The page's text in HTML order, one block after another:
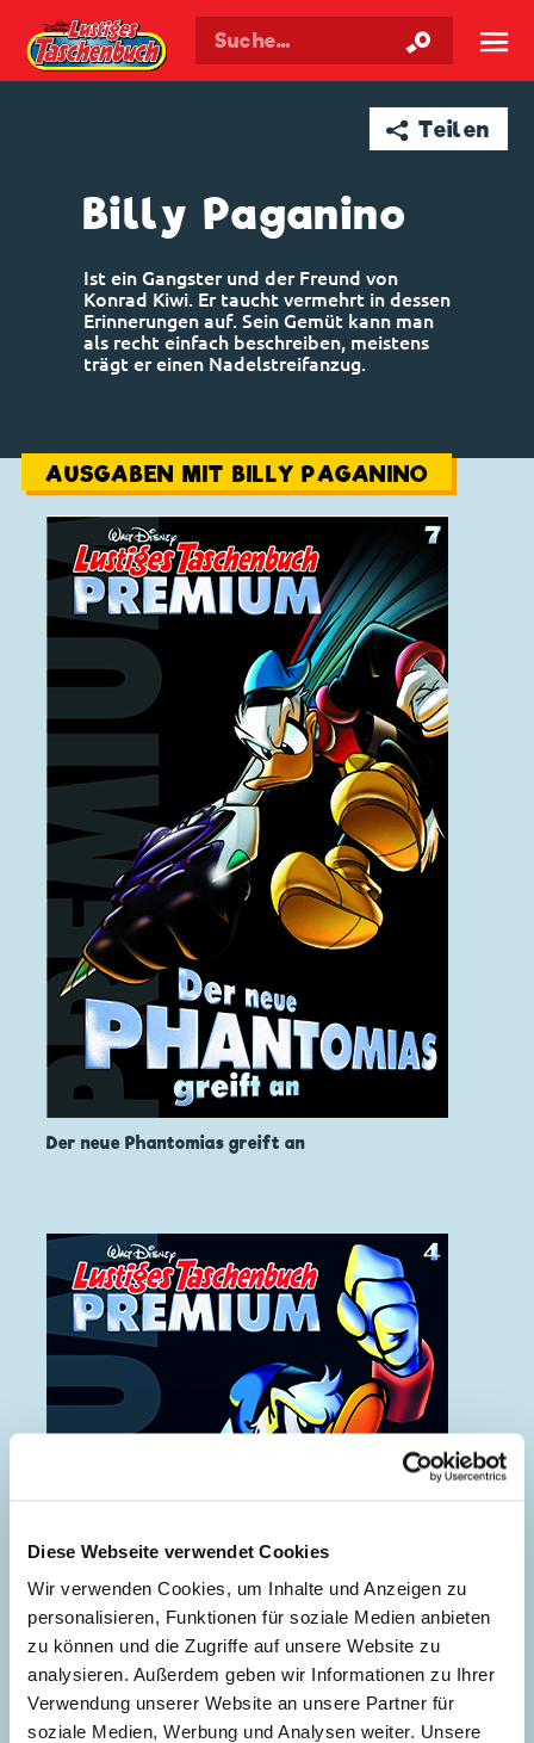
Diese Webseite verwendet Cookies
Wir verwenden Cookies, um Inhalte und Anzeigen zu
personalisieren, Funktionen für soziale Medien anbieten
zu können und die Zugriffe auf unsere Website zu
analysieren. Außerdem geben wir Informationen zu Ihrer
Verwendung unserer Website an unsere Partner für
soziale Medien, Werbung und Analysen weiter. Unsere
Walt Disneys Taschenbuch ☰
➦ Teilen
Billy Paganino
Ist ein Gangster und der Freund von
Konrad Kiwi. Er taucht vermehrt in dessen
Erinnerungen auf. Sein Gemüt kann man
als recht einfach beschreiben, meistens
trägt er einen Nadelstreifanzug.
AUSGABEN MIT BILLY PAGANINO
Der neue Phantomias greift an